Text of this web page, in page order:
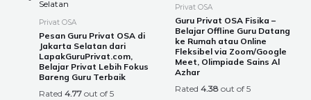
Privat OSA
Pesan Guru Privat OSA di
Jakarta Selatan dari
LapakGuruPrivat.com,
Belajar Privat Lebih Fokus
Bareng Guru Terbaik
Rated 4.77 out of 5
multiple
The
Privat OSA
Guru Privat OSA Fisika –
Belajar Offline Guru Datang
ke Rumah atau Online
Fleksibel via Zoom/Google
Meet, Olimpiade Sains Al
Azhar
Rated 4.38 out of 5
Rp8.400.000
has
multiple
variants.
The